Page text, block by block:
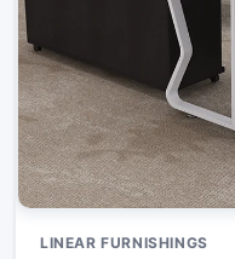
LINEAR FURNISHINGS